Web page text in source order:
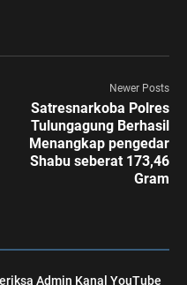
Newer Posts
Satresnarkoba Polres
Tulungagung Berhasil
Menangkap pengedar
Shabu seberat 173,46
Gram
Admin Kanal YouTube